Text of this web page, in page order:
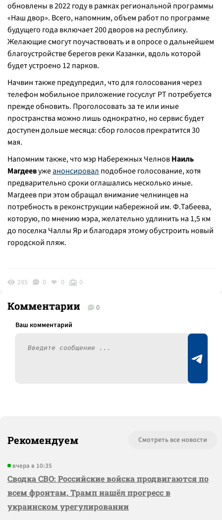
обновлены в 2022 году в рамках региональной программы
«Наш двор». Всего, напомним, объем работ по программе
будущего года включает 200 дворов на республику.
Желающие смогут поучаствовать и в опросе о дальнейшем
благоустройстве берегов реки Казанки, вдоль которой
будет устроено 12 парков.
Начвин также предупредил, что для голосования через
телефон мобильное приложение госуслуг РТ потребуется
прежде обновить. Проголосовать за те или иные
пространства можно лишь однократно, но сервис будет
доступен дольше месяца: сбор голосов прекратится 30
мая.
Напомним также, что мэр Набережных ЧелновНаиль
Магдеевужеанонсировал подобное голосование, хотя
предварительно сроки оглашались несколько иные.
Магдеев при этом обращал внимание челнинцев на
потребность в реконструкции набережной им. Ф.Табеева,
которую, по мнению мэра, желательно удлинить на 1,5 км
до поселка Чаллы Яр и благодаря этому обустроить новый
городской пляж.
285 0 0 0
Комментарии 0
Рекомендуем Смотреть все новости
вчера в 10:35
Сводка СВО: Российские войска продвигаются по
всем фронтам, Трамп нашёл прогресс в
украинском урегулировании